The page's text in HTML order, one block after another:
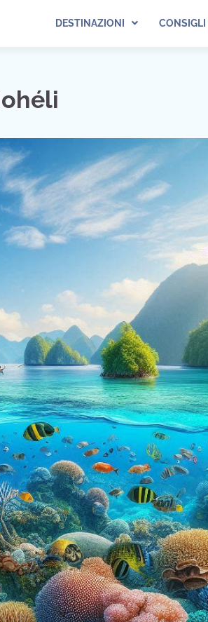
DESTINAZIONI CONSIGLI